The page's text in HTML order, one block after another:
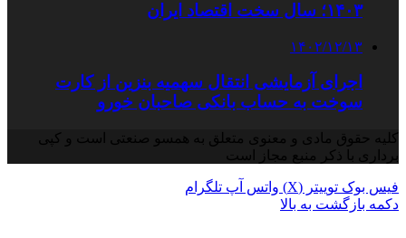
۱۴۰۳؛ سال سخت اقتصاد ایران
۱۴۰۲/۱۲/۱۳
اجرای آزمایشی انتقال سهمیه بنزین از کارت
سوخت به حساب بانکی صاحبان خورو
کلیه حقوق مادی و معنوی متعلق به همسو صنعتی است و کپی
برداری با ذکر منبع مجاز است
فیس بوک توییتر (X) واتس آپ تلگرام
دکمه بازگشت به بالا